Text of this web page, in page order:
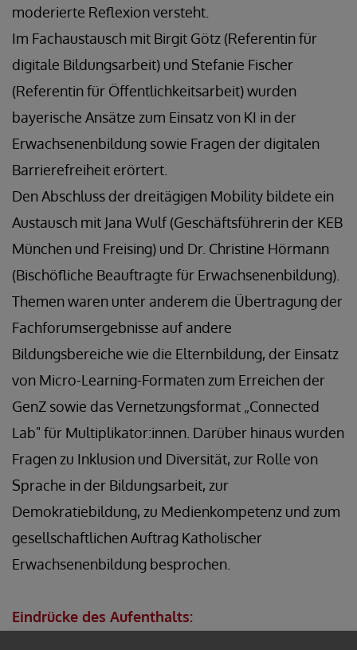
moderierte Reflexion versteht.
Im Fachaustausch mit Birgit Götz (Referentin für
digitale Bildungsarbeit) und Stefanie Fischer
(Referentin für Öffentlichkeitsarbeit) wurden
bayerische Ansätze zum Einsatz von KI in der
Erwachsenenbildung sowie Fragen der digitalen
Barrierefreiheit erörtert.
Den Abschluss der dreitägigen Mobility bildete ein
Austausch mit Jana Wulf (Geschäftsführerin der KEB
München und Freising) und Dr. Christine Hörmann
(Bischöfliche Beauftragte für Erwachsenenbildung).
Themen waren unter anderem die Übertragung der
Fachforumsergebnisse auf andere
Bildungsbereiche wie die Elternbildung, der Einsatz
von Micro-Learning-Formaten zum Erreichen der
GenZ sowie das Vernetzungsformat „Connected
Lab" für Multiplikator:innen. Darüber hinaus wurden
Fragen zu Inklusion und Diversität, zur Rolle von
Sprache in der Bildungsarbeit, zur
Demokratiebildung, zu Medienkompetenz und zum
gesellschaftlichen Auftrag Katholischer
Erwachsenenbildung besprochen.
Eindrücke des Aufenthalts: